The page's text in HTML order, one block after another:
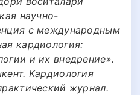
научно-
с международным
кардиология:
и их внедрение».
Kардиология
журнал.